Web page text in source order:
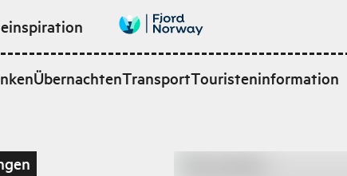
ÜbernachtenTransportTouristeninformation